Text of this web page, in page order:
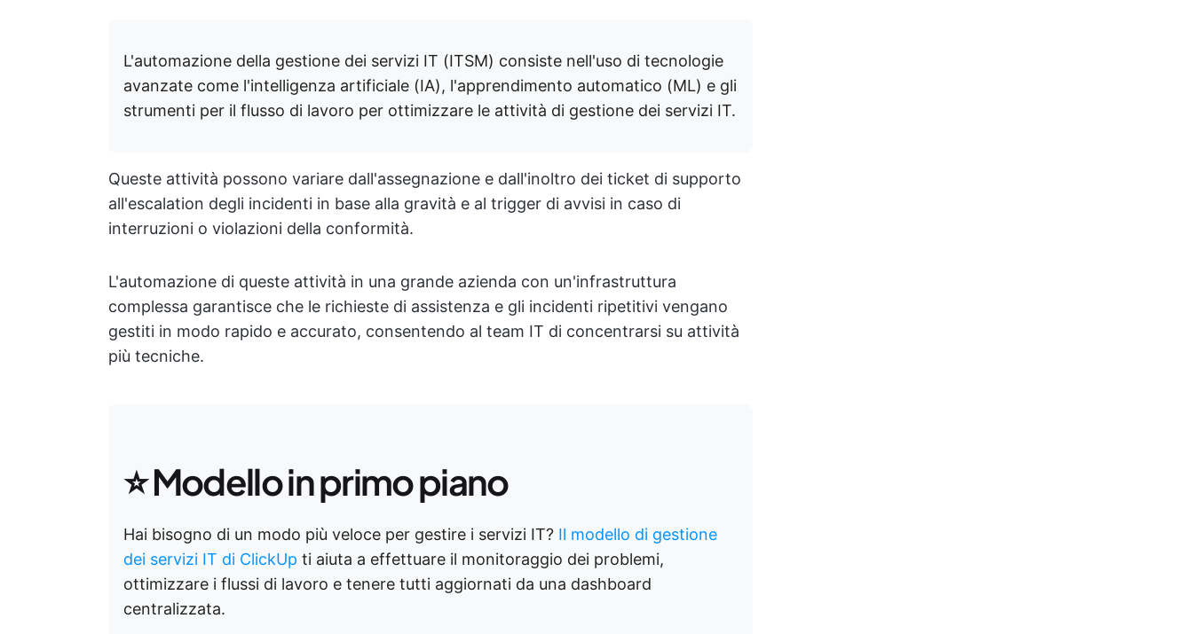
L'automazione della gestione dei servizi IT (ITSM) consiste nell'uso di tecnologie
avanzate come l'intelligenza artificiale (IA), l'apprendimento automatico (ML) e gli
strumenti per il flusso di lavoro per ottimizzare le attività di gestione dei servizi IT.
Queste attività possono variare dall'assegnazione e dall'inoltro dei ticket di supporto
all'escalation degli incidenti in base alla gravità e al trigger di avvisi in caso di
interruzioni o violazioni della conformità.
L'automazione di queste attività in una grande azienda con un'infrastruttura
complessa garantisce che le richieste di assistenza e gli incidenti ripetitivi vengano
gestiti in modo rapido e accurato, consentendo al team IT di concentrarsi su attività
più tecniche.
⭐ Modello in primo piano
Hai bisogno di un modo più veloce per gestire i servizi IT? Il modello di gestione
dei servizi IT di ClickUp ti aiuta a effettuare il monitoraggio dei problemi,
ottimizzare i flussi di lavoro e tenere tutti aggiornati da una dashboard
centralizzata.